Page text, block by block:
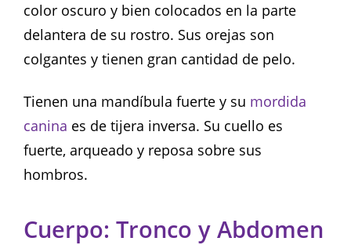
color oscuro y bien colocados en la parte
delantera de su rostro. Sus orejas son
colgantes y tienen gran cantidad de pelo.
Tienen una mandíbula fuerte y su mordida
canina es de tijera inversa. Su cuello es
fuerte, arqueado y reposa sobre sus
hombros.
Cuerpo: Tronco y Abdomen